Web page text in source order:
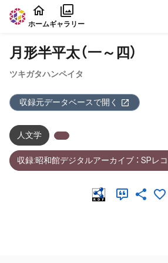
本文に飛ぶ
ホームギャラリー
月形半平太（一～四）
ツキガタハンペイタ
収録元データベースで開く
人文学
収録:昭和館デジタルアーカイブ ： SPレ